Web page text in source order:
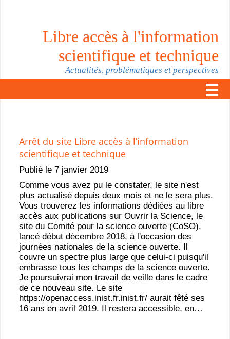
Libre accès à l'information
scientifique et technique
Actualités, problématiques et perspectives
Arrêt du site Libre accès à l’information
scientifique et technique
Publié le 7 janvier 2019
Comme vous avez pu le constater, le site n'est
plus actualisé depuis deux mois et ne le sera plus.
Vous trouverez les informations dédiées au libre
accès aux publications sur Ouvrir la Science, le
site du Comité pour la science ouverte (CoSO),
lancé début décembre 2018, à l'occasion des
journées nationales de la science ouverte. Il
couvre un spectre plus large que celui-ci puisqu'il
embrasse tous les champs de la science ouverte.
Je poursuivrai mon travail de veille dans le cadre
de ce nouveau site. Le site
https://openaccess.inist.fr.inist.fr/ aurait fêté ses
16 ans en avril 2019. Il restera accessible, en…